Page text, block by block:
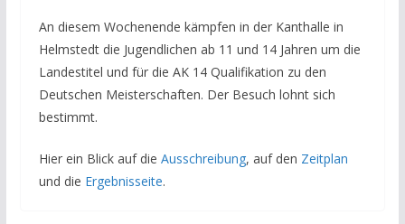
An diesem Wochenende kämpfen in der Kanthalle in
Helmstedt die Jugendlichen ab 11 und 14 Jahren um die
Landestitel und für die AK 14 Qualifikation zu den
Deutschen Meisterschaften. Der Besuch lohnt sich
bestimmt.
Hier ein Blick auf die Ausschreibung, auf den Zeitplan
und die Ergebnisseite.